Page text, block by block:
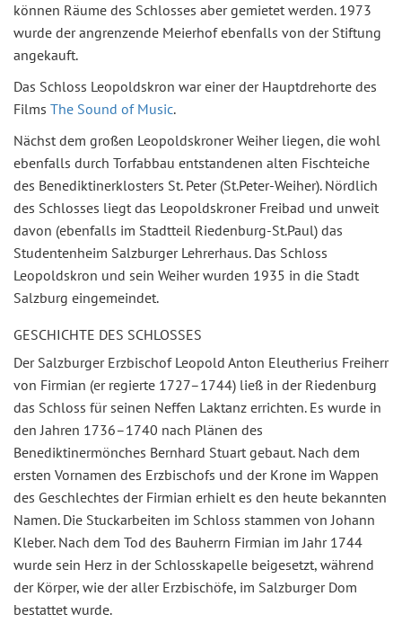
können Räume des Schlosses aber gemietet werden. 1973
wurde der angrenzende Meierhof ebenfalls von der Stiftung
angekauft.
Das Schloss Leopoldskron war einer der Hauptdrehorte des
Films The Sound of Music.
Nächst dem großen Leopoldskroner Weiher liegen, die wohl
ebenfalls durch Torfabbau entstandenen alten Fischteiche
des Benediktinerklosters St. Peter (St.Peter-Weiher). Nördlich
des Schlosses liegt das Leopoldskroner Freibad und unweit
davon (ebenfalls im Stadtteil Riedenburg-St.Paul) das
Studentenheim Salzburger Lehrerhaus. Das Schloss
Leopoldskron und sein Weiher wurden 1935 in die Stadt
Salzburg eingemeindet.
GESCHICHTE DES SCHLOSSES
Der Salzburger Erzbischof Leopold Anton Eleutherius Freiherr
von Firmian (er regierte 1727–1744) ließ in der Riedenburg
das Schloss für seinen Neffen Laktanz errichten. Es wurde in
den Jahren 1736–1740 nach Plänen des
Benediktinermönches Bernhard Stuart gebaut. Nach dem
ersten Vornamen des Erzbischofs und der Krone im Wappen
des Geschlechtes der Firmian erhielt es den heute bekannten
Namen. Die Stuckarbeiten im Schloss stammen von Johann
Kleber. Nach dem Tod des Bauherrn Firmian im Jahr 1744
wurde sein Herz in der Schlosskapelle beigesetzt, während
der Körper, wie der aller Erzbischöfe, im Salzburger Dom
bestattet wurde.